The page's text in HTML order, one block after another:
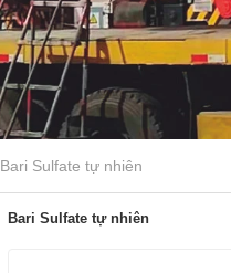
Bari Sulfate tự nhiên
Bari Sulfate tự nhiên